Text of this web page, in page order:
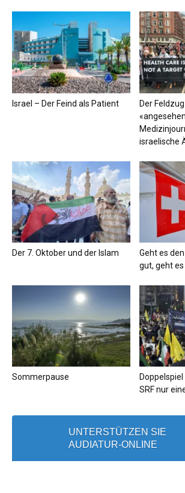
Israel – Der Feind als Patient
Der
israelische
Der 7. Oktober und der Islam
Geht es
gut, geht
Sommerpause
SRF nur
UNTERSTÜTZEN SIE
AUDIATUR-ONLINE